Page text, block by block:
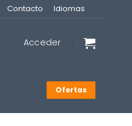
Contacto Idiomas
Acceder
Ofertas